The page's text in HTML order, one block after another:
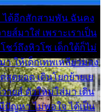
ได้อีกสักสามพัน ฉันคง
ยส์มาใส่ เพราะเราเป็น
ชว์ถึงหิวโซ เด็กใต้ก็ไม่
ให้เด็กเทพเหลียวมอง
สุดยอด เดินโยกย้ายเย
ายส์ ตัวใหม่ใส่มา เดิน
ปัญหา ไม่พอใจ ได้เป็น